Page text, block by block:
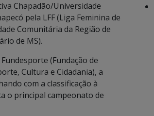
Chapadão/Universidade
pela LFF (Liga Feminina de
Comunitária da Região de
de MS).
(Fundação de
Cultura e Cidadania), a
com a classificação à
o principal campeonato de